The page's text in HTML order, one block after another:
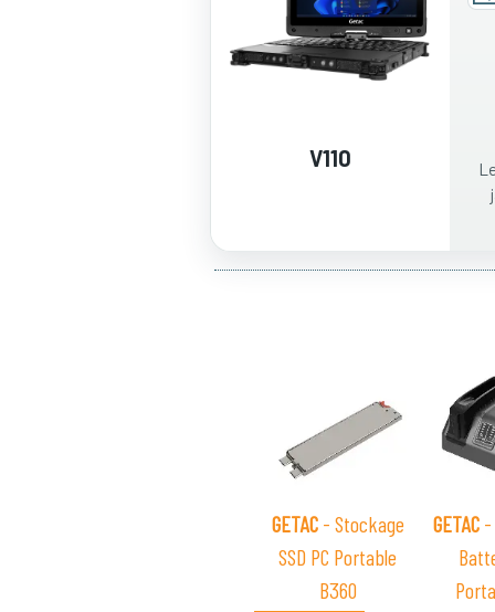
V110
GETAC- Stockage
SSD PC Portable
B360
GETAC-